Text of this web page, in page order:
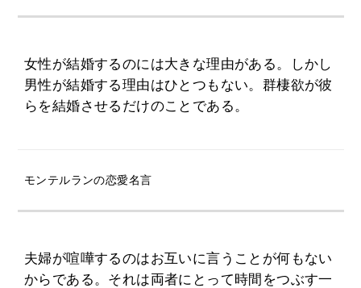
女性が結婚するのには大きな理由がある。しかし
男性が結婚する理由はひとつもない。群棲欲が彼
らを結婚させるだけのことである。
モンテルランの恋愛名言
夫婦が喧嘩するのはお互いに言うことが何もない
からである。それは両者にとって時間をつぶす一